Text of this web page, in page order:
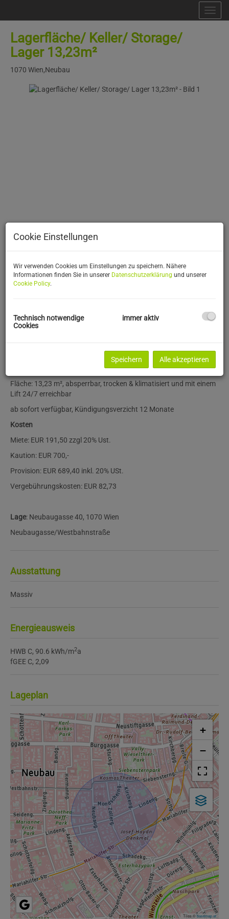
Lagerfläche/ Keller/ Storage/
Lager 13,23m²
1070 Wien,Neubau
Lagerfläche in der Nahe der Westbahnstraße Höhe Neubaugasse
Fläche: 13,23 m², absperrbar, trocken & klimatisiert und mit einem
Lift 24/7 erreichbar
ab sofort verfügbar, Kündigungsverzicht 12 Monate
Kosten
Miete: EUR 191,50 zzgl 20% Ust.
Kaution: EUR 700,-
Provision: EUR 689,40 inkl. 20% USt.
Vergebührungskosten: EUR 82,73
Lage: Neubaugasse 40, 1070 Wien
Neubaugasse/Westbahnstraße
Ausstattung
Massiv
Energieausweis
HWB C, 90.6 kWh/m2a
fGEE C, 2,09
Lageplan
+
−
Tiles ©basemap.at
Cookie Einstellungen
Wir verwenden Cookies um Einstellungen zu speichern. Nähere
Informationen finden Sie in unserer Datenschutzerklärung und unserer
Cookie Policy.
Technisch notwendige
Cookies
immer aktiv
Speichern Alle akzeptieren